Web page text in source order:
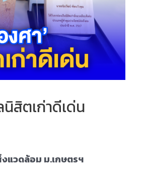
นิสิตเก่าดีเด่น
แวดล้อม ม.เกษตรฯ